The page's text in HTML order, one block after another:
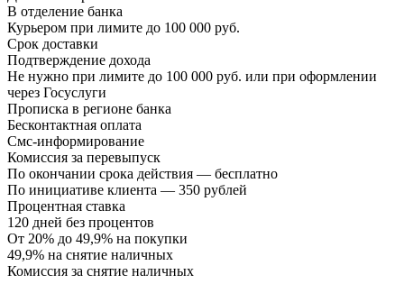
В отделение банка
Курьером при лимите до 100 000 руб.
Срок доставки
Подтверждение дохода
Не нужно при лимите до 100 000 руб. или при оформлении
через Госуслуги
Прописка в регионе банка
Бесконтактная оплата
Смс-информирование
Комиссия за перевыпуск
По окончании срока действия — бесплатно
По инициативе клиента — 350 рублей
Процентная ставка
120 дней без процентов
От 20% до 49,9% на покупки
49,9% на снятие наличных
Комиссия за снятие наличных